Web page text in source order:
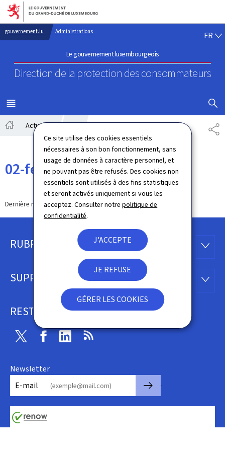
Ce site utilise des cookies essentiels
nécessaires à son bon fonctionnement, sans
usage de données à caractère personnel, et
ne pouvant pas être refusés. Des cookies non
essentiels sont utilisés à des fins statistiques
et seront activés uniquement si vous les
acceptez. Consulter notrepolitique de
confidentialité.
J'ACCEPTE
JE REFUSE
GÉRER LES COOKIES
Aller au menu principal
Aller au contenu
gouvernement.lu Administrations
Le gouvernement luxembourgeois
Direction de la protection des consommateurs
FR
MENU
PRINCIPAL
Actualités 2025 02-fevrier
02-fevrier
Dernière modification le09.02.2025
Pied
page
RUBRIQUES
SUPPORT
RESTEZ CONNECTÉ
Twitter FacebookLinkedin
Newsletter
E-mail
🡒